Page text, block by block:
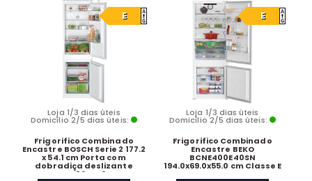
E
Loja 1/3 dias úteis
Domicílio 2/5 dias úteis:
Frigorifico Combinado
Encastre BOSCH Serie 2 177.2
x 54.1 cm Porta com
dobradiça deslizante
KIV86NSE0
E
Loja 1/3 dias úteis
Domicílio 2/5 dias úteis:
Frigorifico Combinado
Encastre BEKO
BCNE400E40SN
194.0x69.0x55.0 cm Classe E